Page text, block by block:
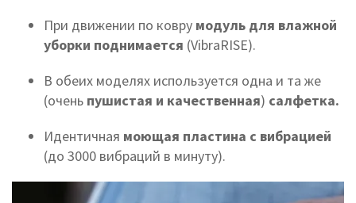
При движении по ковру модуль для влажной
уборки поднимается (VibraRISE).
В обеих моделях используется одна и та же
(очень пушистая и качественная) салфетка.
Идентичная моющая пластина с вибрацией
(до 3000 вибраций в минуту).